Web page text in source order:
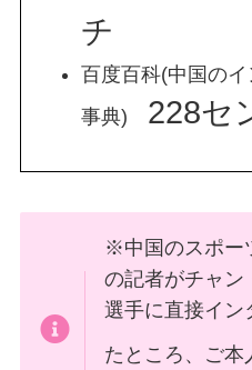
チ
百度百科(中国の
事典) 228セ
※中国のスポー
の記者がチャン
選手に直接イン
たところ、ご本